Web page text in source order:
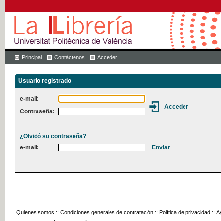
Principal Contáctenos Acceder
Usuario registrado
e-mail:
Contraseña:
¿Olvidó su contraseña?
e-mail:
Quienes somos :: Condiciones generales de contratación :: Política de privacidad ::